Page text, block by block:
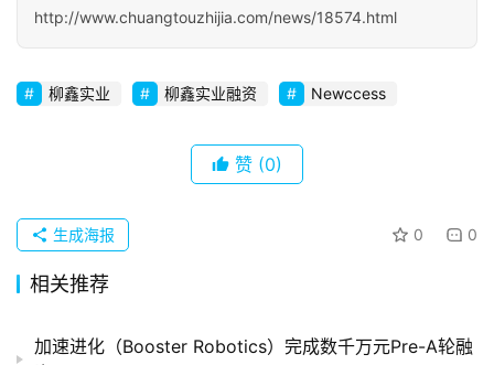
初
创
企
业
发
布
购
登录
投稿
http://www.chuangtouzhijia.com/news/18574.html
柳鑫实业 柳鑫实业融资 Newccess
赞 (0)
0 0
生成海报
相关推荐
加速进化（Booster Robotics）完成数千万元Pre-A轮融